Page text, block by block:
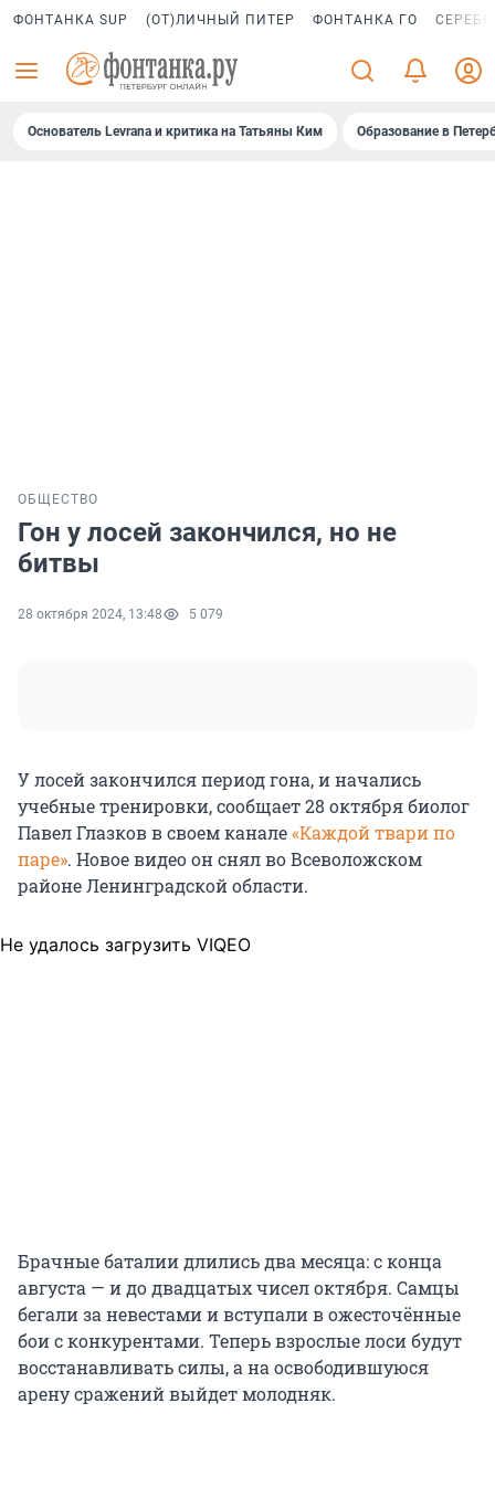
ФОНТАНКА SUP (ОТ)ЛИЧНЫЙ ПИТЕР ФОНТАНКА ГО
Основатель Levrana и критика на Татьяны Ким Образование в
ОБЩЕСТВО
Гон у лосей закончился, но не
битвы
28 октября 2024, 13:48 5 079
У лосей закончился период гона, и начались
учебные тренировки, сообщает 28 октября биолог
Павел Глазков в своем канале«Каждой твари по
паре». Новое видео он снял во Всеволожском
районе Ленинградской области.
Не удалось загрузить VIQEO
Брачные баталии длились два месяца: с конца
августа — и до двадцатых чисел октября. Самцы
бегали за невестами и вступали в ожесточённые
бои с конкурентами. Теперь взрослые лоси будут
восстанавливать силы, а на освободившуюся
арену сражений выйдет молодняк.